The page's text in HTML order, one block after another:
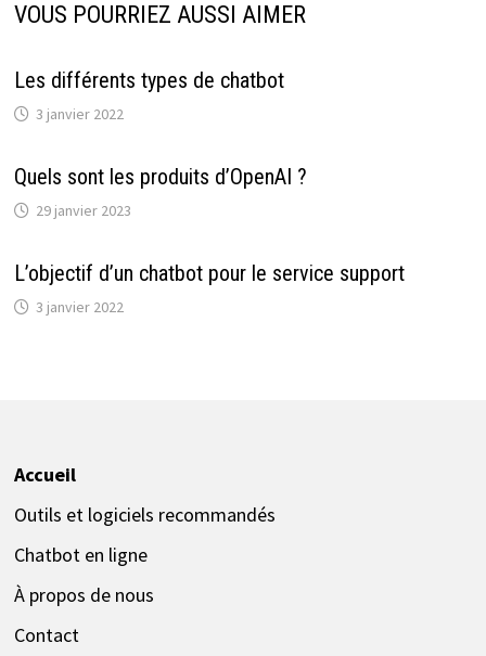
VOUS POURRIEZ AUSSI AIMER
Les différents types de chatbot
3 janvier 2022
Quels sont les produits d’OpenAI ?
29 janvier 2023
L’objectif d’un chatbot pour le service support
3 janvier 2022
Accueil
Outils et logiciels recommandés
Chatbot en ligne
À propos de nous
Contact